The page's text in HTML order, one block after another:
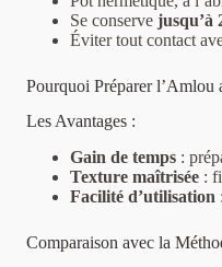
Se conserve jusqu’à
Éviter tout contact
Pourquoi Préparer l’Amlou
Les Avantages :
Gain de temps :
Texture maîtrisée :
Facilité d’utilisation
Comparaison avec la